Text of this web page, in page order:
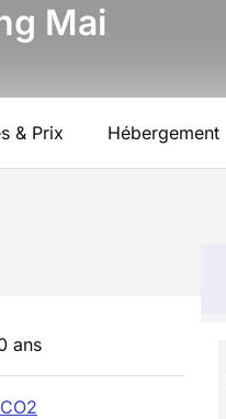
Mai
& Prix Hébergement
ans